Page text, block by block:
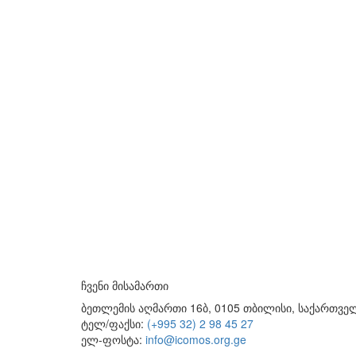
ჩვენი მისამართი
ბეთლემის აღმართი 16ბ, 0105 თბილისი,
ტელ/ფაქსი: (+995 32) 2 98 45 27
ელ-ფოსტა: info@icomos.org.ge